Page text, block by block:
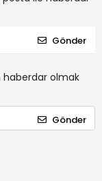
Gönder
haberdar olmak
Gönder